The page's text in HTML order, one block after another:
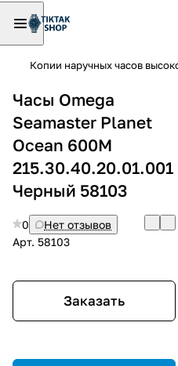
Копии наручных часов
Часы Omega
Seamaster Planet
Ocean 600M
215.30.40.20.01.001
Черный 58103
0
Нет отзывов
Арт. 58103
Заказать